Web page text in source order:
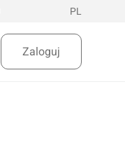
PL
Zaloguj